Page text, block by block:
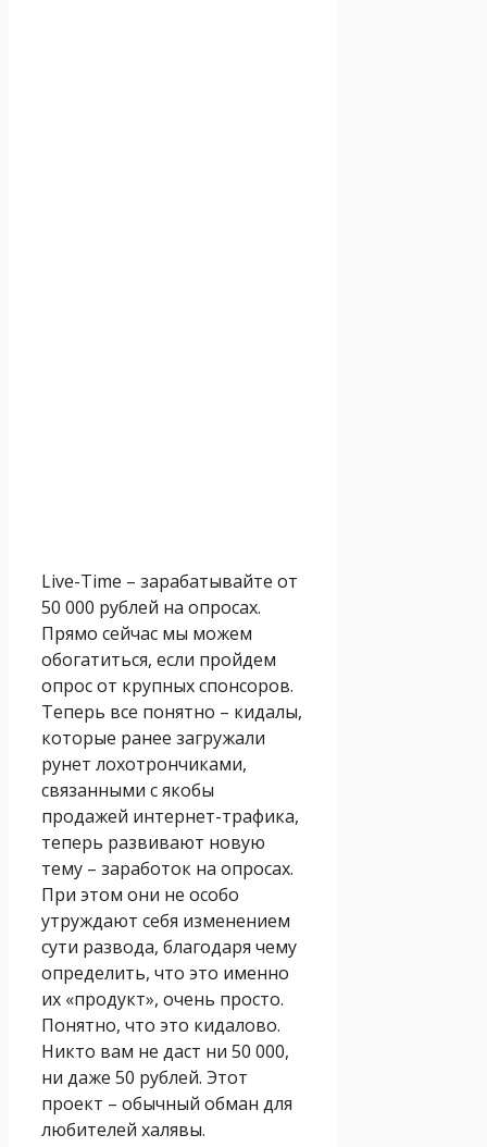
Live-Time – зарабатывайте от
50 000 рублей на опросах.
Прямо сейчас мы можем
обогатиться, если пройдем
опрос от крупных спонсоров.
Теперь все понятно – кидалы,
которые ранее загружали
рунет лохотрончиками,
связанными с якобы
продажей интернет-трафика,
теперь развивают новую
тему – заработок на опросах.
При этом они не особо
утруждают себя изменением
сути развода, благодаря чему
определить, что это именно
их «продукт», очень просто.
Понятно, что это кидалово.
Никто вам не даст ни 50 000,
ни даже 50 рублей. Этот
проект – обычный обман для
любителей халявы.